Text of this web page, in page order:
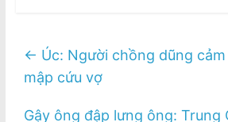
← Úc: Người chồng dũng
mập cứu vợ
Gậy ông đập lưng ông: Trung